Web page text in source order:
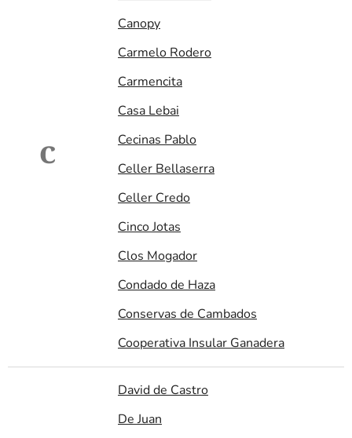
C
Canopy
Carmelo Rodero
Carmencita
Casa Lebai
Cecinas Pablo
Celler Bellaserra
Celler Credo
Cinco Jotas
Clos Mogador
Condado de Haza
Conservas de Cambados
Cooperativa Insular Ganadera
David de Castro
De Juan